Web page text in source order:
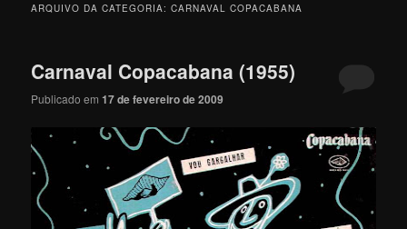
ARQUIVO DA CATEGORIA:CARNAVAL COPACABANA
Carnaval Copacabana (1955)
Publicado em17 de fevereiro de 2009